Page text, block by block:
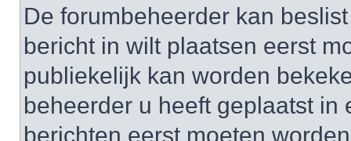
De forumbeheerder kan
bericht in wilt plaatsen eerst
publiekelijk kan worden
beheerder u heeft geplaatst
berichten eerst moeten